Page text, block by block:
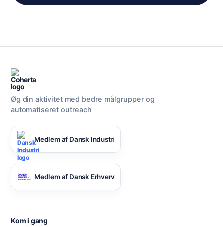
Øg din aktivitet med bedre målgrupper og
automatiseret outreach
Medlem af Dansk Industri
Medlem af Dansk Erhverv
Kom i gang